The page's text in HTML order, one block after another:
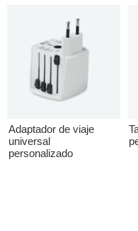
Adaptador de viaje
universal
personalizado